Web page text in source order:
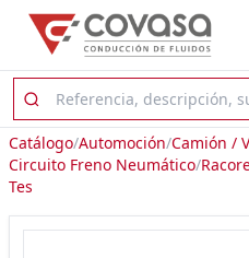
Catálogo/Automoción/Camión /
Circuito Freno Neumático/
Tes